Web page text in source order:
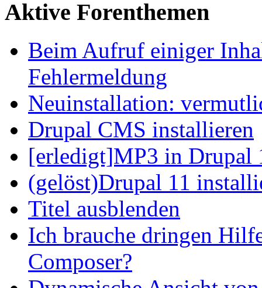
Aktive Forenthemen
Beim Aufruf einiger
Fehlermeldung
Neuinstallation:
Drupal CMS installieren
[erledigt]MP3 in Drupal
(gelöst)Drupal 11
Titel ausblenden
Ich brauche dringen
Composer?